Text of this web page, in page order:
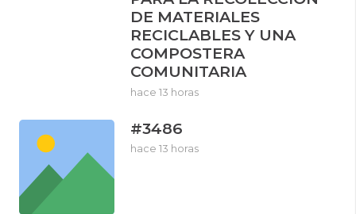
DE MATERIALES
RECICLABLES Y UNA
COMPOSTERA
COMUNITARIA
hace 13 horas
#3486
hace 13 horas